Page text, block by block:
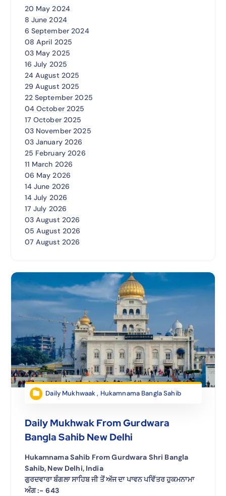
20 May 2024
8 June 2024
6 September 2024
08 April 2025
03 May 2025
16 July 2025
24 August 2025
29 August 2025
22 September 2025
04 October 2025
17 October 2025
03 November 2025
03 January 2026
25 February 2026
11 March 2026
06 May 2026
14 June 2026
14 July 2026
17 July 2026
03 August 2026
05 August 2026
07 August 2026
Daily Mukhwaak, Hukamnama Bangla Sahib
Daily Mukhwak From Gurdwara
Bangla Sahib New Delhi
Hukamnama Sahib From Gurdwara Shri Bangla
Sahib, New Delhi, India
ਗੁਰਦਵਾਰਾ ਬੰਗਲਾ ਸਾਹਿਬ ਜੀ ਤੋਂ ਅੱਜ ਦਾ ਪਾਵਨ ਪਵਿੱਤਰ ਹੁਕਮਨਾਮਾ
ਅੰਗ :- 643